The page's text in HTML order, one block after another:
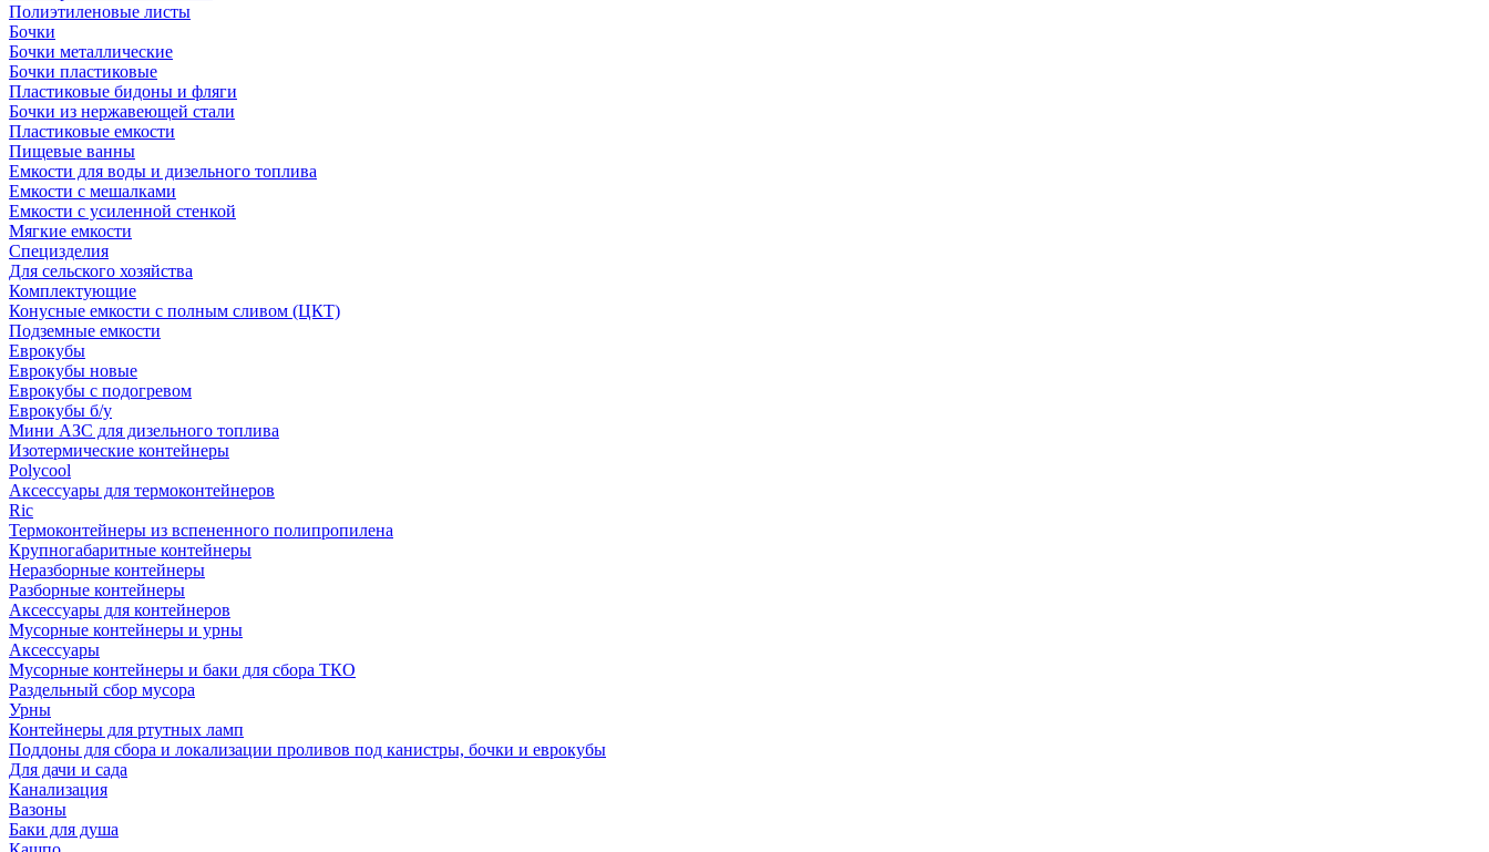
Полиэтиленовые листы
Бочки
Бочки металлические
Бочки пластиковые
Пластиковые бидоны и фляги
Бочки из нержавеющей стали
Пластиковые емкости
Пищевые ванны
Емкости для воды и дизельного топлива
Емкости с мешалками
Емкости с усиленной стенкой
Мягкие емкости
Специзделия
Для сельского хозяйства
Комплектующие
Конусные емкости с полным сливом (ЦКТ)
Подземные емкости
Еврокубы
Еврокубы новые
Еврокубы с подогревом
Еврокубы б/у
Мини АЗС для дизельного топлива
Изотермические контейнеры
Polycool
Аксессуары для термоконтейнеров
Ric
Термоконтейнеры из вспененного полипропилена
Крупногабаритные контейнеры
Неразборные контейнеры
Разборные контейнеры
Аксессуары для контейнеров
Мусорные контейнеры и урны
Аксессуары
Мусорные контейнеры и баки для сбора ТКО
Раздельный сбор мусора
Урны
Контейнеры для ртутных ламп
Поддоны для сбора и локализации проливов под канистры, бочки и еврокубы
Для дачи и сада
Канализация
Вазоны
Баки для душа